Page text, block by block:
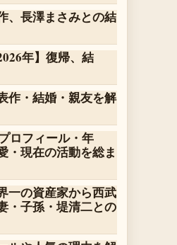
、長澤まさみとの結
年】復帰、結
作・結婚・親友を解
ロフィール・年
・現在の活動を総ま
一の資産家から西武
・子孫・堤清二との